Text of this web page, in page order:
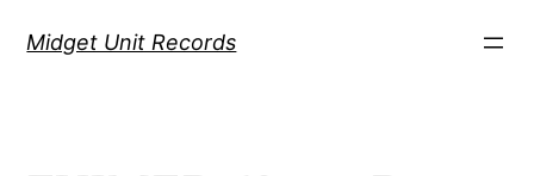
Midget Unit Records